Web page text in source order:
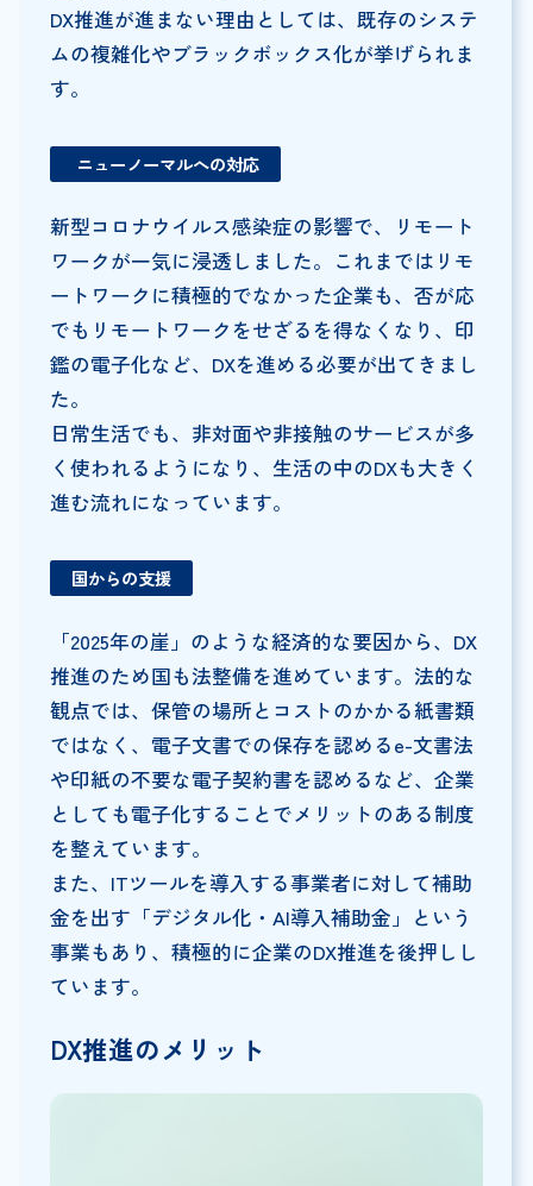
DX推進が進まない理由としては、既存のシステ
ムの複雑化やブラックボックス化が挙げられま
す。
ニューノーマルへの対応
新型コロナウイルス感染症の影響で、リモート
ワークが一気に浸透しました。これまではリモ
ートワークに積極的でなかった企業も、否が応
でもリモートワークをせざるを得なくなり、印
鑑の電子化など、DXを進める必要が出てきまし
た。
日常生活でも、非対面や非接触のサービスが多
く使われるようになり、生活の中のDXも大きく
進む流れになっています。
国からの支援
「2025年の崖」のような経済的な要因から、DX
推進のため国も法整備を進めています。法的な
観点では、保管の場所とコストのかかる紙書類
ではなく、電子文書での保存を認めるe-文書法
や印紙の不要な電子契約書を認めるなど、企業
としても電子化することでメリットのある制度
を整えています。
また、ITツールを導入する事業者に対して補助
金を出す「デジタル化・AI導入補助金」という
事業もあり、積極的に企業のDX推進を後押しし
ています。
DX推進のメリット